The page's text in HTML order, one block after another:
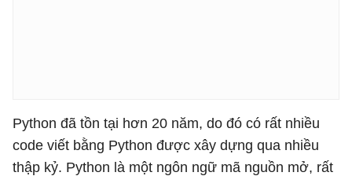
Python đã tồn tại hơn 20 năm, do đó có rất nhiều
code viết bằng Python được xây dựng qua nhiều
thập kỷ. Python là một ngôn ngữ mã nguồn mở, rất